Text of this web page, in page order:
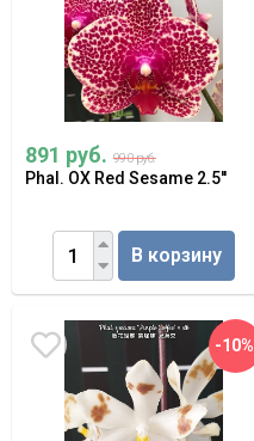
891 руб. 990 руб.
Phal. OX Red Sesame 2.5''
В корзину
-10%